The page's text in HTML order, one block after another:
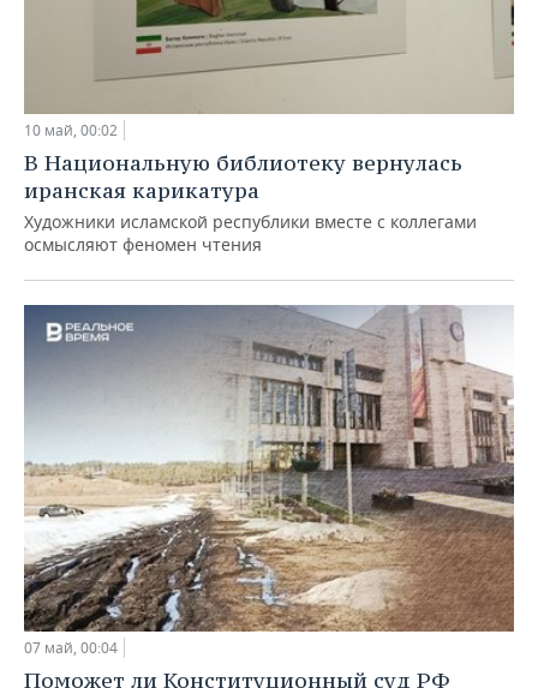
10 май, 00:02
В Национальную библиотеку вернулась
иранская карикатура
Художники исламской республики вместе с коллегами
осмысляют феномен чтения
07 май, 00:04
Поможет ли Конституционный суд РФ